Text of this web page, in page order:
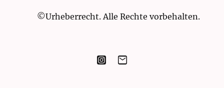
©Urheberrecht. Alle Rechte vorbehalten.